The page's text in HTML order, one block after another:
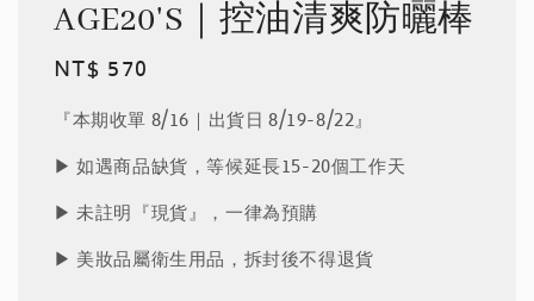
AGE20'S｜控油清爽防曬棒
Regular
price
NT$ 570
『本期收單 8/16｜出貨日 8/19-8/22』
▶︎ 如遇商品缺貨，等候延長15-20個工作天
▶︎ 未註明『現貨』，一律為預購
▶︎ 美妝品屬衛生用品，拆封後不得退貨